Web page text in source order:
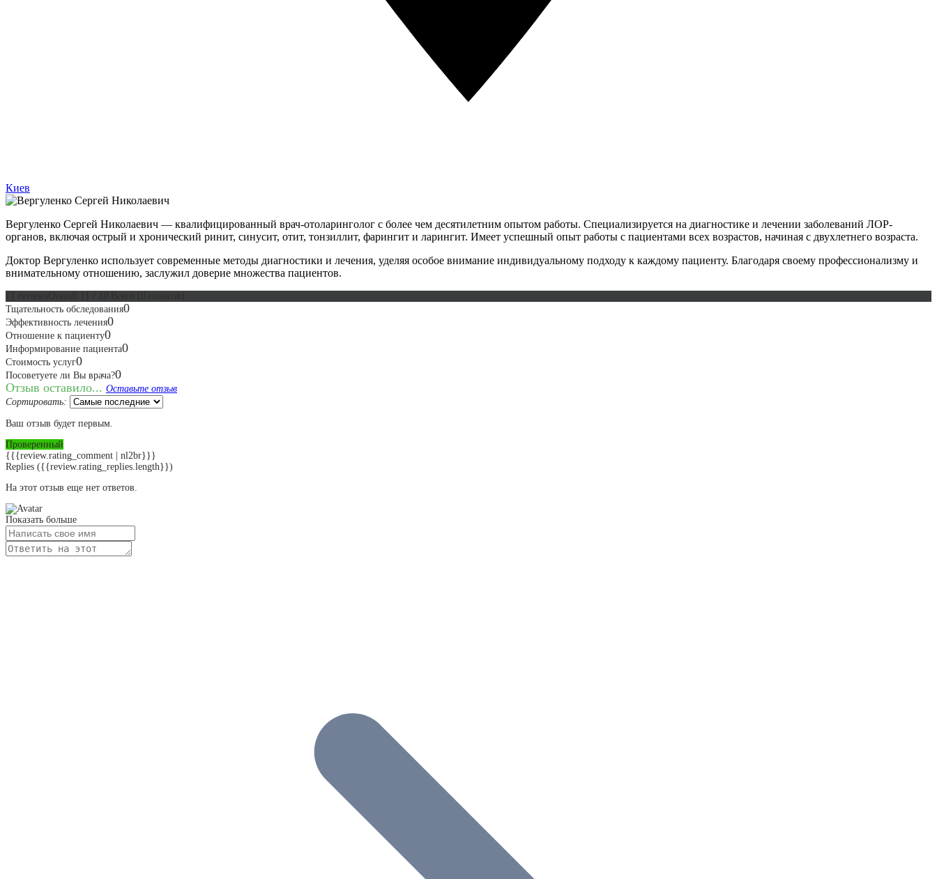
Киев
Вергуленко Сергей Николаевич — квалифицированный врач-отоларинголог с более чем десятилетним опытом работы. Специализируется на диагностике и лечении заболеваний ЛОР-
органов, включая острый и хронический ринит, синусит, отит, тонзиллит, фарингит и ларингит. Имеет успешный опыт работы с пациентами всех возрастов, начиная с двухлетнего возраста.
Доктор Вергуленко использует современные методы диагностики и лечения, уделяя особое внимание индивидуальному подходу к каждому пациенту. Благодаря своему профессионализму и
внимательному отношению, заслужил доверие множества пациентов.
Тщательность обследования0
Эффективность лечения0
Отношение к пациенту0
Информирование пациента0
Стоимость услуг0
Посоветуете ли Вы врача?0
Отзыв оставило... Оставьте отзыв
Сортировать:
Ваш отзыв будет первым.
Проверенный
{{{review.rating_comment | nl2br}}}
Replies ({{review.rating_replies.length}})
На этот отзыв еще нет ответов.
Показать больше